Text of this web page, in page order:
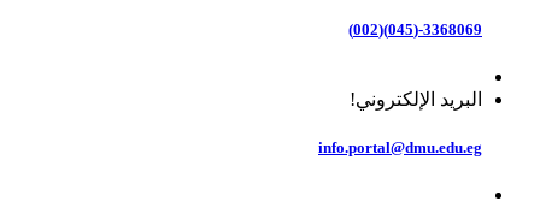
3368069-(045)(002)
البريد الإلكتروني!
info.portal@dmu.edu.eg